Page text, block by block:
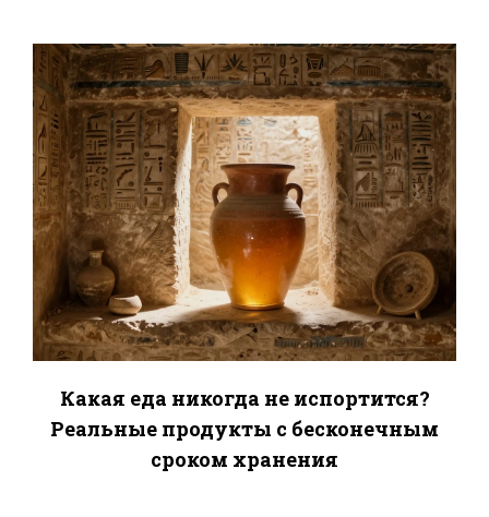
Какая еда никогда не испортится?
Реальные продукты с бесконечным
сроком хранения